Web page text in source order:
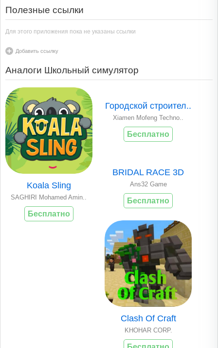
Полезные ссылки
Для этого приложения пока не указаны ссылки
Добавить ссылку
Аналоги Школьный симулятор
Koala Sling
SAGHIRI Mohamed Amin..
Бесплатно
Городской строител..
Xiamen Mofeng Techno..
Бесплатно
BRIDAL RACE 3D
Ans32 Game
Бесплатно
Clash Of Craft
KHOHAR CORP.